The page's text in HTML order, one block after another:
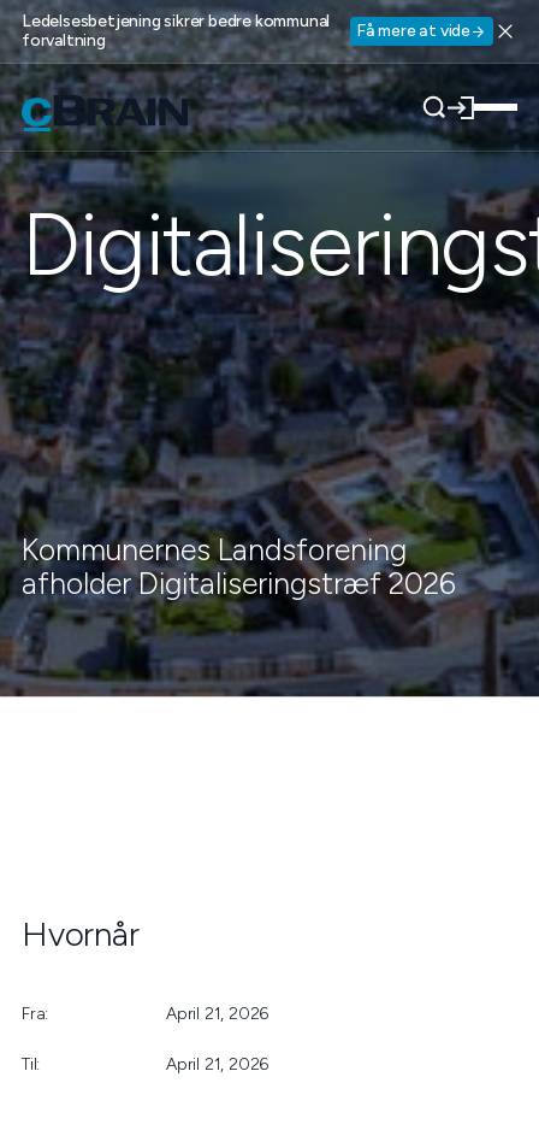
Ledelsesbetjening sikrer bedre kommunal
forvaltning
Få mere at vide
Kommunernes Landsforening
afholder Digitaliseringstræf 2026
Hvornår
Fra: April 21, 2026
Til: April 21, 2026